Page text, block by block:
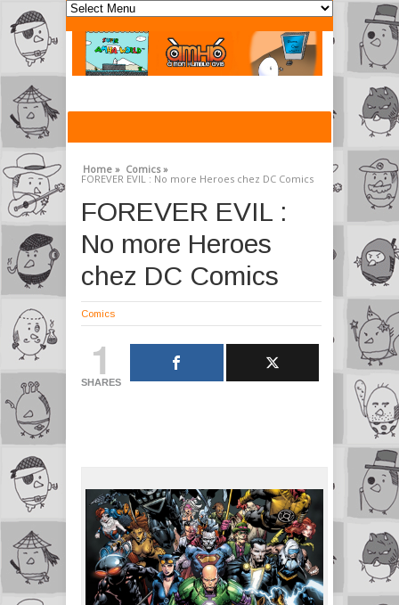
Home » Comics »
FOREVER EVIL : No more Heroes chez DC Comics
FOREVER EVIL :
No more Heroes
chez DC Comics
Comics
1
SHARES